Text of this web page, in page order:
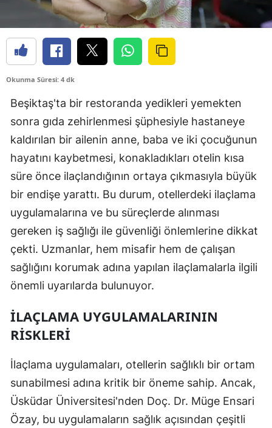
Okunma Süresi: 4 dk
Beşiktaş'ta bir restoranda yedikleri yemekten
sonra gıda zehirlenmesi şüphesiyle hastaneye
kaldırılan bir ailenin anne, baba ve iki çocuğunun
hayatını kaybetmesi, konakladıkları otelin kısa
süre önce ilaçlandığının ortaya çıkmasıyla büyük
bir endişe yarattı. Bu durum, otellerdeki ilaçlama
uygulamalarına ve bu süreçlerde alınması
gereken iş sağlığı ile güvenliği önlemlerine dikkat
çekti. Uzmanlar, hem misafir hem de çalışan
sağlığını korumak adına yapılan ilaçlamalarla ilgili
önemli uyarılarda bulunuyor.
İLAÇLAMA UYGULAMALARININ
RISKLERI
İlaçlama uygulamaları, otellerin sağlıklı bir ortam
sunabilmesi adına kritik bir öneme sahip. Ancak,
Üsküdar Üniversitesi'nden Doç. Dr. Müge Ensari
Özay, bu uygulamaların sağlık açısından çeşitli